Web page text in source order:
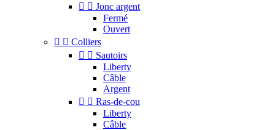
  Jonc argent
Fermé
Ouvert
  Colliers
  Sautoirs
Liberty
Câble
Argent
  Ras-de-cou
Liberty
Câble